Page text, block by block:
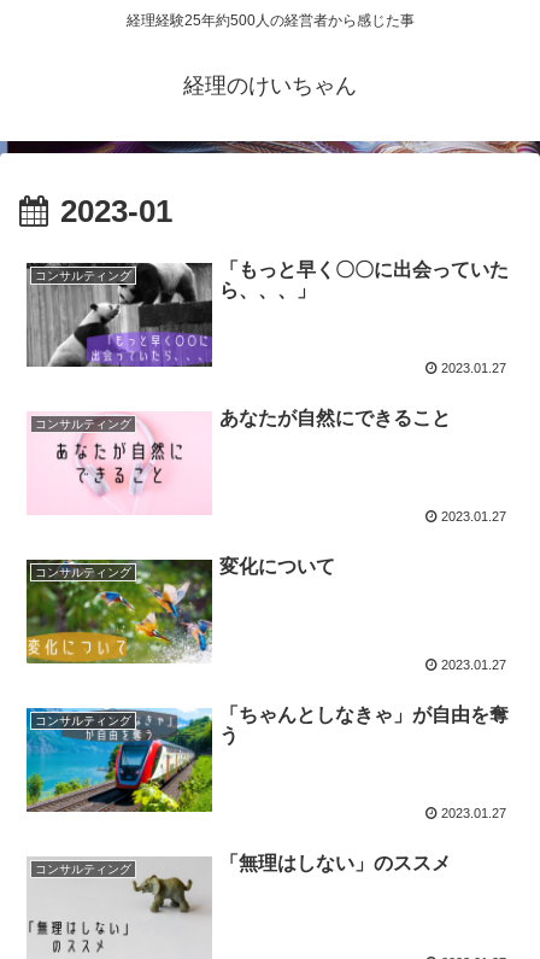
経理経験25年約500人の経営者から感じた事
経理のけいちゃん
2023-01
コンサルティング
「もっと早く〇〇に出会っていた
ら、、、」
2023.01.27
コンサルティング あなたが自然にできること
2023.01.27
コンサルティング 変化について
2023.01.27
コンサルティング
「ちゃんとしなきゃ」が自由を奪
う
2023.01.27
コンサルティング 「無理はしない」のススメ